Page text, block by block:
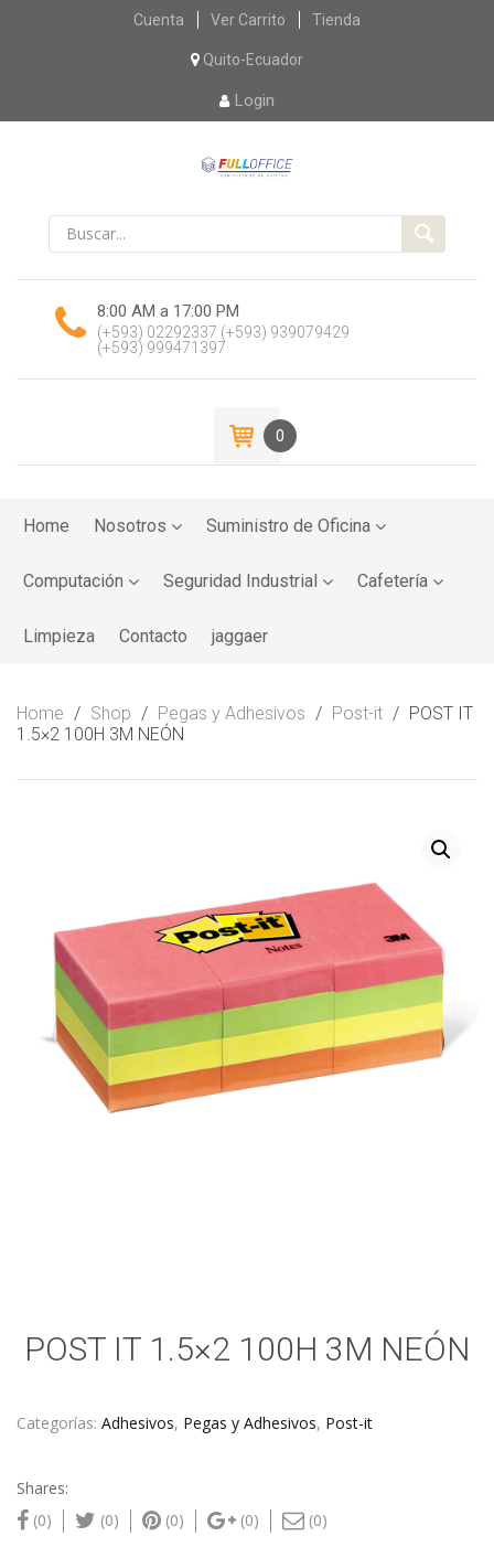
Skip
content
Cuenta Ver Carrito Tienda
Quito-Ecuador
Login
8:00 AM a 17:00 PM
(+593) 02292337 (+593) 939079429
(+593) 999471397
0
toHome Nosotros Suministro de Oficina
Computación Seguridad Industrial Cafetería
Limpieza Contacto jaggaer
Home / Shop / Pegas y Adhesivos / Post-it / POST IT
1.5×2 100H 3M NEÓN
POST IT 1.5×2 100H 3M NEÓN
Categorías: Adhesivos, Pegas y Adhesivos, Post-it
Shares:
(0)
(0) (0) (0) (0)